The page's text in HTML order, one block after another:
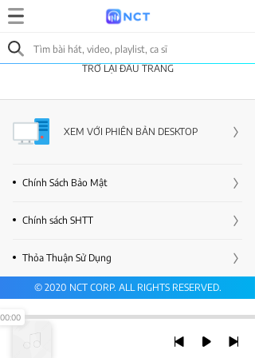
TRỞ LẠI ĐẦU TRANG
XEM VỚI PHIÊN BẢN DESKTOP
Chính Sách Bảo Mật
Chính sách SHTT
Thỏa Thuận Sử Dụng
© 2020 NCT CORP. ALL RIGHTS RESERVED.
00:00